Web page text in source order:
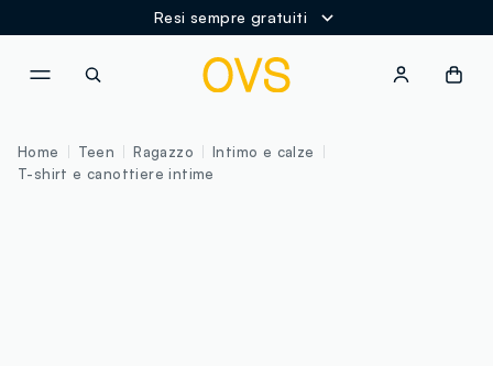
Resi sempre gratuiti
Home Teen Ragazzo
Intimo e calze
T-shirt e canottiere intime